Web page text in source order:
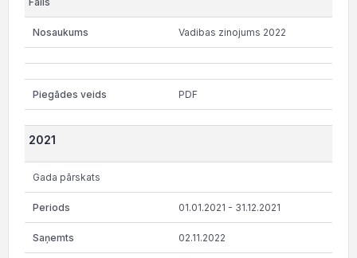
Vadibas zinojums 2022
PDF
2021
Gada pārskats
01.01.2021 - 31.12.2021
02.11.2022